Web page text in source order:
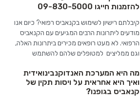
להזמנות חייגו 09-830-5000
קיבלתם רישיון לשימוש בקנאביס רפואי? כיום אנו
מודעים ליתרונות הרבים המגיעים עם הקנאביס
הרפואי. לא מעט רופאים מכירים ביתרונות האלה,
וגם ממליצים למטופלים שלהם להשתמש
מה היא המערכת האנדוקנבינואידית
ואיך היא אחראית על ויסות תקין של
קנאביס בגופנו?